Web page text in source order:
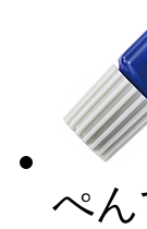
ぺん